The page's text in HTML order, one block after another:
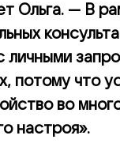
Ольга. — В
личными
потому что
во
настроя».